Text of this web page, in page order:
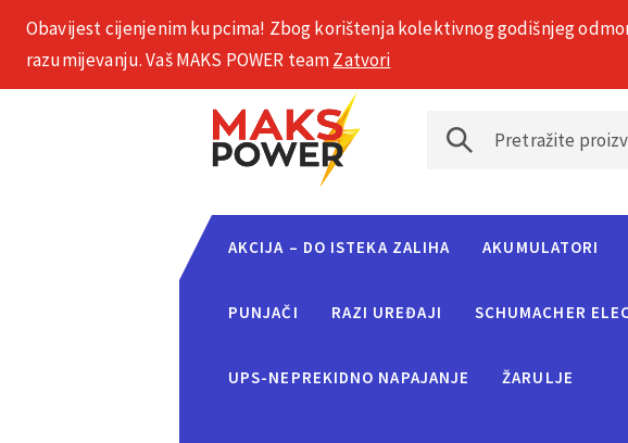
+385 1 2002 575
AKCIJA – DO ISTEKA ZALIHA AKUMULATORI
PUNJAČI RAZI UREĐAJI SCHUMACHER
UPS-NEPREKIDNO NAPAJANJE ŽARULJE
Obavijest cijenjenim kupcima! Zbog korištenja kolektivnog godišnjeg
razumijevanju. Vaš MAKS POWER teamZatvori